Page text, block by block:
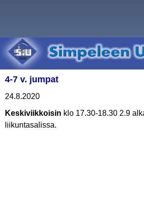
4-7 v. jumpat
24.8.2020
Keskiviikkoisin klo 17.30-18.30 2.9
liikuntasalissa.